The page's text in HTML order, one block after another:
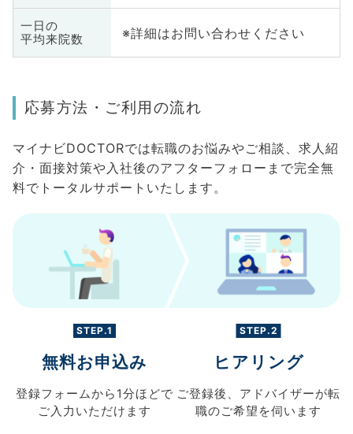
一日の
平均来院数
※詳細はお問い合わせください
応募方法・ご利用の流れ
マイナビDOCTORでは転職のお悩みやご相談、求人紹
介・面接対策や入社後のアフターフォローまで完全無
料でトータルサポートいたします。
STEP.1
無料お申込み
登録フォームから 1分ほどで
ご入力 いただけます
STEP.2
ヒアリング
ご登録後、 アドバイザーが転
職のご希望を伺います